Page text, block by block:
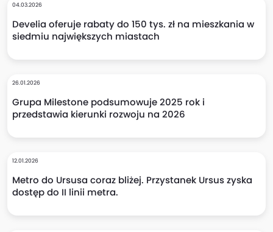
04.03.2026
Develia oferuje rabaty do 150 tys. zł na mieszkania w
siedmiu największych miastach
26.01.2026
Grupa Milestone podsumowuje 2025 rok i
przedstawia kierunki rozwoju na 2026
12.01.2026
Metro do Ursusa coraz bliżej. Przystanek Ursus zyska
dostęp do II linii metra.